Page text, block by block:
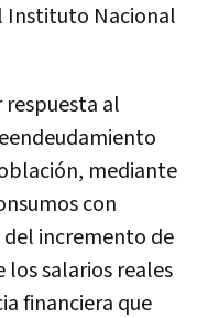
Instituto Nacional
respuesta al
mediante
con
del incremento de
los salarios reales
financiera que